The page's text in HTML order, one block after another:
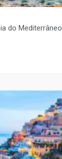
do Mediterrâneo